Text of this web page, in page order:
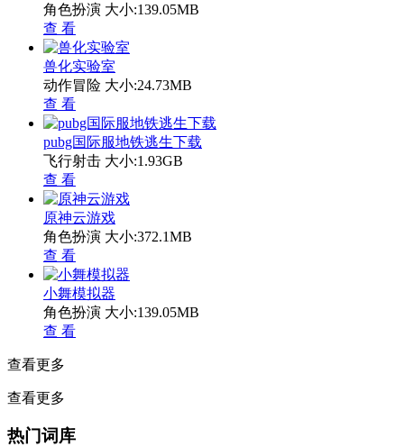
角色扮演 大小:139.05MB
查 看
兽化实验室
动作冒险 大小:24.73MB
查 看
pubg国际服地铁逃生下载
飞行射击 大小:1.93GB
查 看
原神云游戏
角色扮演 大小:372.1MB
查 看
小舞模拟器
角色扮演 大小:139.05MB
查 看
查看更多
查看更多
热门词库